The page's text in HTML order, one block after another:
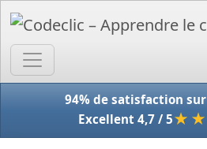
94% de satisfaction
Excellent 4,7 / 5